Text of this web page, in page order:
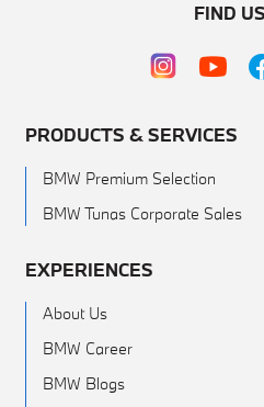
FIND
PRODUCTS & SERVICES
BMW Premium Selection
BMW Tunas Corporate Sales
EXPERIENCES
About Us
BMW Career
BMW Blogs